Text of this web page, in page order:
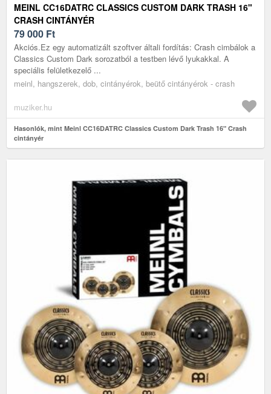
MEINL CC16DATRC CLASSICS CUSTOM DARK TRASH 16"
CRASH CINTÁNYÉR
79 000 Ft
Akciós.Ez egy automatizált szoftver általi fordítás: Crash cimbálok a
Classics Custom Dark sorozatból a testben lévő lyukakkal. A
speciális felületkezelő ...
meinl, hangszerek, dob, cintányérok, beütő cintányérok - crash
muziker.hu
Hasonlók, mint Meinl CC16DATRC Classics Custom Dark Trash 16" Crash
cintányér